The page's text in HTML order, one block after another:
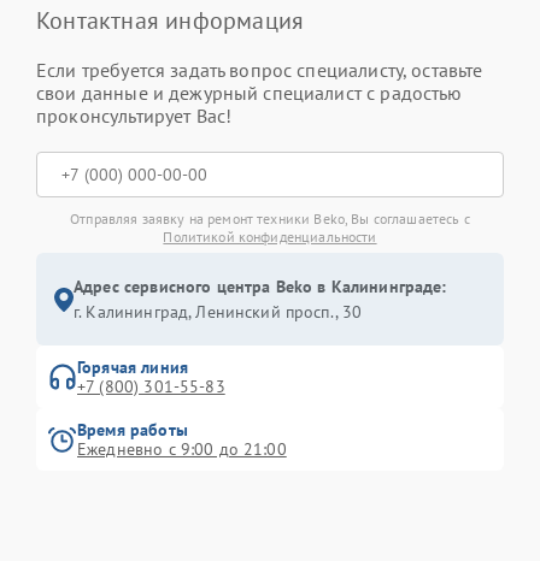
Контактная информация
Если требуется задать вопрос специалисту, оставьте
свои данные и дежурный специалист с радостью
проконсультирует Вас!
Отправляя заявку на ремонт техники Beko, Вы соглашаетесь с
Политикой конфиденциальности
Адрес сервисного центра Beko в Калининграде:
г. Калининград, Ленинский просп., 30
Горячая линия
+7 (800) 301-55-83
Время работы
Ежедневно с 9:00 до 21:00